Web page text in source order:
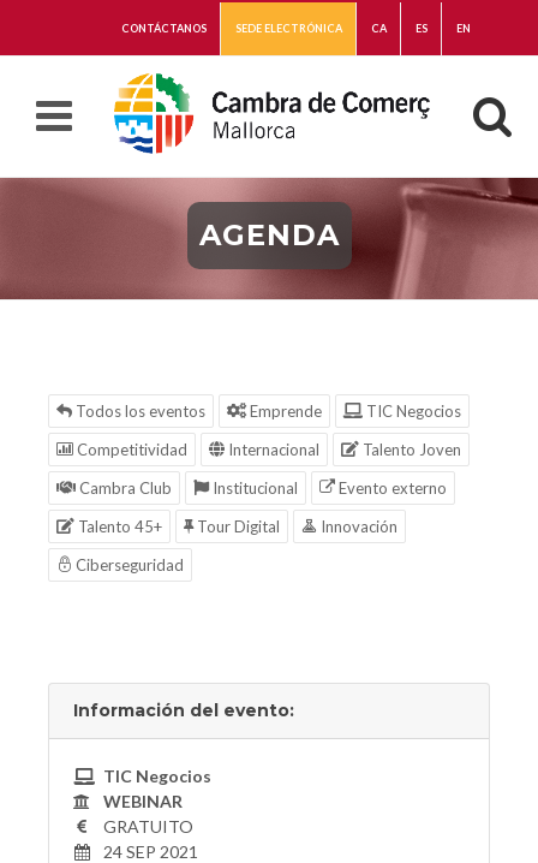
CONTÁCTANOS SEDE ELECTRÓNICA CA ES EN
AGENDA
Todos los eventos Emprende
TIC Negocios
Competitividad
Internacional
Talento Joven
Cambra Club
Institucional
Evento externo
Talento 45+
Tour Digital
Innovación
Ciberseguridad
Información del evento:
TIC Negocios
WEBINAR
GRATUITO
24 SEP 2021